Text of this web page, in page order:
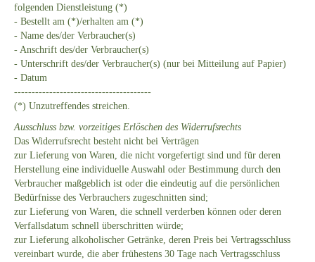
folgenden Dienstleistung (*)
- Bestellt am (*)/erhalten am (*)
- Name des/der Verbraucher(s)
- Anschrift des/der Verbraucher(s)
- Unterschrift des/der Verbraucher(s) (nur bei Mitteilung auf Papier)
- Datum
---------------------------------------
(*) Unzutreffendes streichen.
Ausschluss bzw. vorzeitiges Erlöschen des Widerrufsrechts
Das Widerrufsrecht besteht nicht bei Verträgen
zur Lieferung von Waren, die nicht vorgefertigt sind und für deren
Herstellung eine individuelle Auswahl oder Bestimmung durch den
Verbraucher maßgeblich ist oder die eindeutig auf die persönlichen
Bedürfnisse des Verbrauchers zugeschnitten sind;
zur Lieferung von Waren, die schnell verderben können oder deren
Verfallsdatum schnell überschritten würde;
zur Lieferung alkoholischer Getränke, deren Preis bei Vertragsschluss
vereinbart wurde, die aber frühestens 30 Tage nach Vertragsschluss